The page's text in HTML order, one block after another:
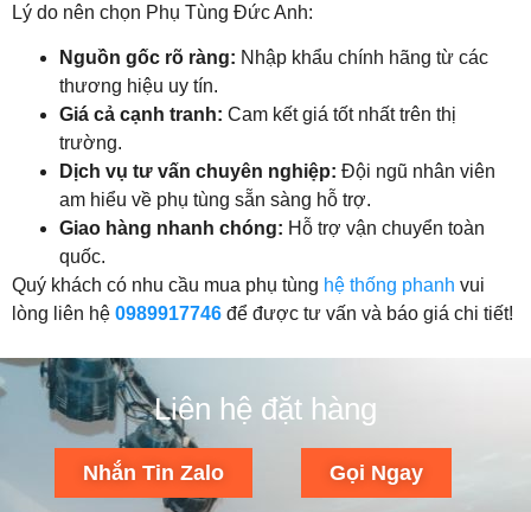
Lý do nên chọn Phụ Tùng Đức Anh:
Nguồn gốc rõ ràng: Nhập khẩu chính hãng từ các
thương hiệu uy tín.
Giá cả cạnh tranh: Cam kết giá tốt nhất trên thị
trường.
Dịch vụ tư vấn chuyên nghiệp: Đội ngũ nhân viên
am hiểu về phụ tùng sẵn sàng hỗ trợ.
Giao hàng nhanh chóng: Hỗ trợ vận chuyển toàn
quốc.
Quý khách có nhu cầu mua phụ tùng hệ thống phanh vui
lòng liên hệ 0989917746 để được tư vấn và báo giá chi tiết!
Liên hệ đặt hàng
Nhắn Tin Zalo Gọi Ngay